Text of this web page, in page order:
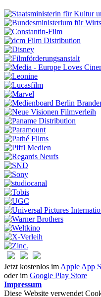
Jetzt kostenlos im Apple App
oder im Google Play Store
Impressum
Diese Website verwendet